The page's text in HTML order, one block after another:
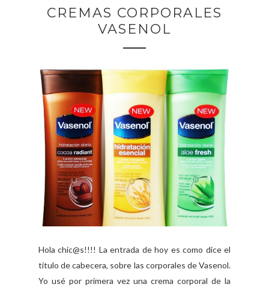
CREMAS CORPORALES
VASENOL
Hola chic@s!!!! La entrada de hoy es como dice el
título de cabecera, sobre las corporales de Vasenol.
Yo usé por primera vez una crema corporal de la